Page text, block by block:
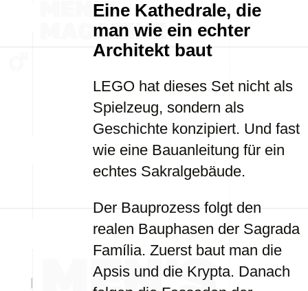
Eine Kathedrale, die
man wie ein echter
Architekt baut
LEGO hat dieses Set nicht als
Spielzeug, sondern als
Geschichte konzipiert. Und fast
wie eine Bauanleitung für ein
echtes Sakralgebäude.
Der Bauprozess folgt den
realen Bauphasen der Sagrada
Família. Zuerst baut man die
Apsis und die Krypta. Danach